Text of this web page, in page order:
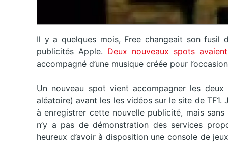
Il y a quelques mois, Free changeait son fusil
publicités Apple. Deux nouveaux spots
accompagné d’une musique créée pour
Un nouveau spot vient accompagner les
aléatoire) avant les les vidéos sur le site de
à enregistrer cette nouvelle publicité, mais
n’y a pas de démonstration des services
heureux d’avoir à disposition une console de